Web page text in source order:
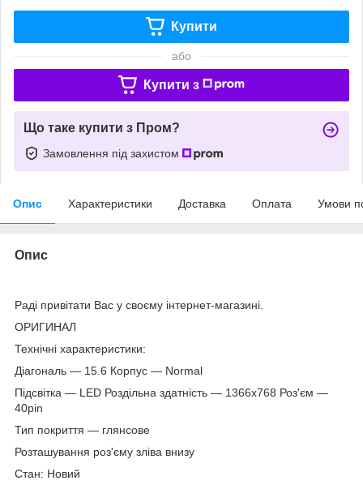
Купити
або
Купити з
Що таке купити з Пром?
Замовлення під захистом
Опис Характеристики Доставка Оплата Умови
Опис
Раді привітати Вас у своєму інтернет-магазині.
ОРИГИНАЛ
Технічні характеристики:
Діагональ — 15.6 Корпус — Normal
Підсвітка — LED Роздільна здатність — 1366х768 Роз'єм —
40pin
Тип покриття — глянсове
Розташування роз'єму зліва внизу
Стан: Новий